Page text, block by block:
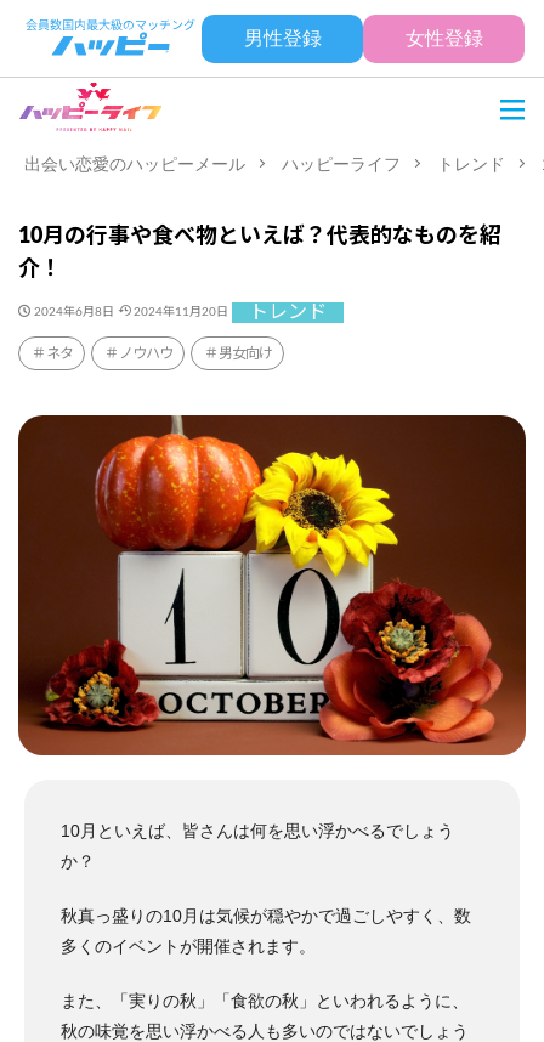
男性登録 女性登録
出会い恋愛のハッピーメール ハッピーライフ トレンド
10月の行事や食べ物といえば？代表的なものを紹
介！
2024年6月8日 2024年11月20日 トレンド
ネタ ノウハウ 男女向け
10月といえば、皆さんは何を思い浮かべるでしょう
か？
秋真っ盛りの10月は気候が穏やかで過ごしやすく、数
多くのイベントが開催されます。
また、「実りの秋」「食欲の秋」といわれるように、
秋の味覚を思い浮かべる人も多いのではないでしょう